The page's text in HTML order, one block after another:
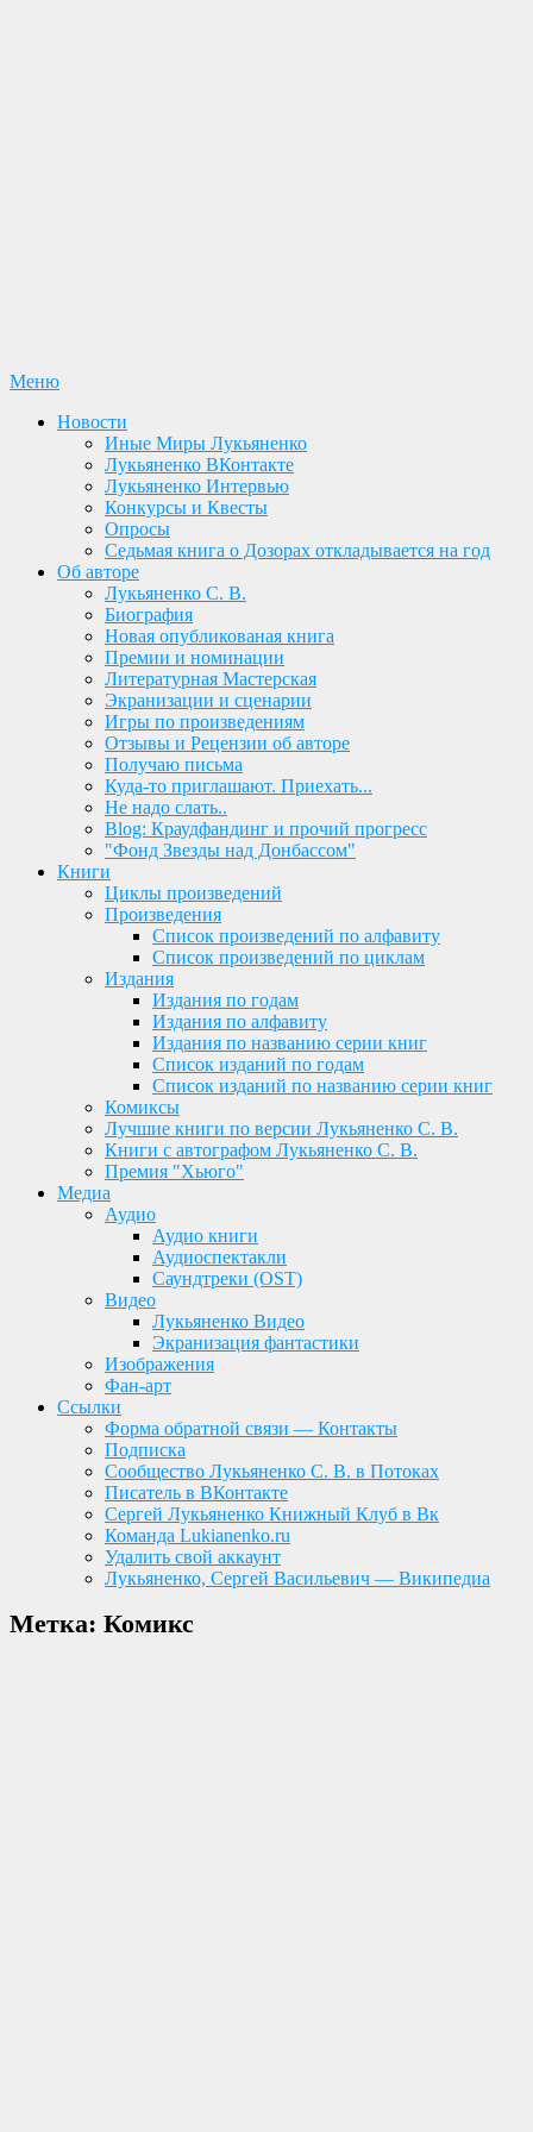
Перейти
содержимому
Меню
Новости
Иные Миры Лукьяненко
Лукьяненко ВКонтакте
Лукьяненко Интервью
Конкурсы и Квесты
Опросы
Седьмая книга о Дозорах откладывается на год
Об авторе
Лукьяненко С. В.
Биография
Новая опубликованая книга
Премии и номинации
Литературная Мастерская
Экранизации и сценарии
Игры по произведениям
Отзывы и Рецензии об авторе
Получаю письма
Куда-то приглашают. Приехать...
Не надо слать..
Blog: Краудфандинг и прочий прогресс
"Фонд Звезды над Донбассом"
Книги
Циклы произведений
Произведения
Список произведений по алфавиту
Список произведений по циклам
Издания
Издания по годам
Издания по алфавиту
Издания по названию серии книг
Список изданий по годам
Список изданий по названию серии книг
Комиксы
Лучшие книги по версии Лукьяненко С. В.
Книги с автографом Лукьяненко С. В.
Премия "Хьюго"
Медиа
Аудио
Аудио книги
Аудиоспектакли
Саундтреки (OST)
Видео
Лукьяненко Видео
Экранизация фантастики
Изображения
Фан-арт
Ссылки
Форма обратной связи — Контакты
Подписка
Сообщество Лукьяненко С. В. в Потоках
Писатель в ВКонтакте
Сергей Лукьяненко Книжный Клуб в Вк
Команда Lukianenko.ru
Удалить свой аккаунт
Лукьяненко, Сергей Васильевич — Википедиа
Метка: Комикс